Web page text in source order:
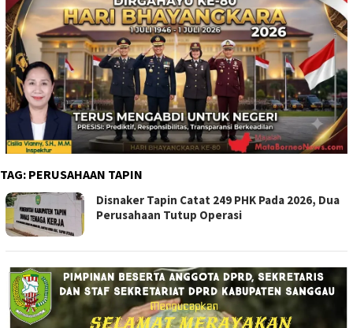
TAG: PERUSAHAAN TAPIN
Disnaker Tapin Catat 249 PHK Pada 2026, Dua
Perusahaan Tutup Operasi